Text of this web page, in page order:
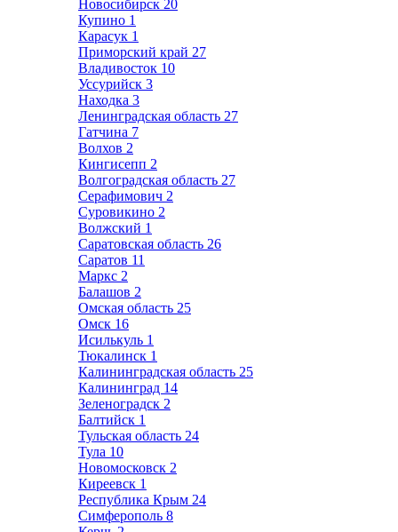
Новосибирск 20
Купино 1
Карасук 1
Приморский край 27
Владивосток 10
Уссурийск 3
Находка 3
Ленинградская область 27
Гатчина 7
Волхов 2
Кингисепп 2
Волгоградская область 27
Серафимович 2
Суровикино 2
Волжский 1
Саратовская область 26
Саратов 11
Маркс 2
Балашов 2
Омская область 25
Омск 16
Исилькуль 1
Тюкалинск 1
Калининградская область 25
Калининград 14
Зеленоградск 2
Балтийск 1
Тульская область 24
Тула 10
Новомосковск 2
Киреевск 1
Республика Крым 24
Симферополь 8